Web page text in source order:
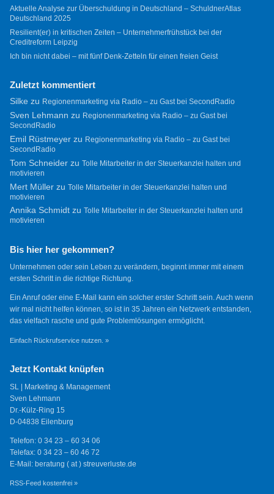
Aktuelle Analyse zur Überschuldung in Deutschland – SchuldnerAtlas
Deutschland 2025
Resilient(er) in kritischen Zeiten – Unternehmerfrühstück bei der
Creditreform Leipzig
Ich bin nicht dabei – mit fünf Denk-Zetteln für einen freien Geist
Zuletzt kommentiert
Silkezu Regionenmarketing via Radio – zu Gast bei SecondRadio
Sven Lehmann zu Regionenmarketing via Radio – zu Gast bei
SecondRadio
Emil Rüstmeyerzu Regionenmarketing via Radio – zu Gast bei
SecondRadio
Tom Schneiderzu Tolle Mitarbeiter in der Steuerkanzlei halten und
motivieren
Mert Müllerzu Tolle Mitarbeiter in der Steuerkanzlei halten und
motivieren
Annika Schmidtzu Tolle Mitarbeiter in der Steuerkanzlei halten und
motivieren
Bis hier her gekommen?
Unternehmen oder sein Leben zu verändern, beginnt immer mit einem
ersten Schritt in die richtige Richtung.
Ein Anruf oder eine E-Mail kann ein solcher erster Schritt sein. Auch wenn
wir mal nicht helfen können, so ist in 35 Jahren ein Netzwerk entstanden,
das vielfach rasche und gute Problemlösungen ermöglicht.
Einfach Rückrufservice nutzen. »
Jetzt Kontakt knüpfen
SL | Marketing & Management
Sven Lehmann
Dr.-Külz-Ring 15
D-04838 Eilenburg
Telefon: 0 34 23 – 60 34 06
Telefax: 0 34 23 – 60 46 72
E-Mail: beratung ( at ) streuverluste.de
RSS-Feed kostenfrei »